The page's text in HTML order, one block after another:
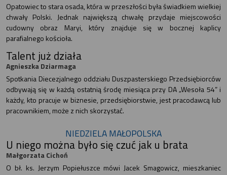
Opatowiec to stara osada, która w przeszłości była świadkiem wielkiej
chwały Polski. Jednak największą chwałę przydaje miejscowości
cudowny obraz Maryi, który znajduje się w bocznej kaplicy
parafialnego kościoła.
Talent już działa
Agnieszka Dziarmaga
Spotkania Diecezjalnego oddziału Duszpasterskiego Przedsiębiorców
odbywają się w każdą ostatnią środę miesiąca przy DA „Wesoła 54” i
każdy, kto pracuje w biznesie, przedsiębiorstwie, jest pracodawcą lub
pracownikiem, może z nich skorzystać.
NIEDZIELA MAŁOPOLSKA
U niego można było się czuć jak u brata
Małgorzata Cichoń
O bł. ks. Jerzym Popiełuszce mówi Jacek Smagowicz, mieszkaniec